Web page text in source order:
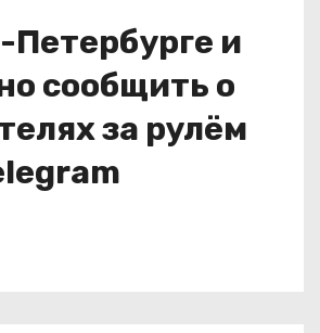
Петербурге и
сообщить о
за рулём